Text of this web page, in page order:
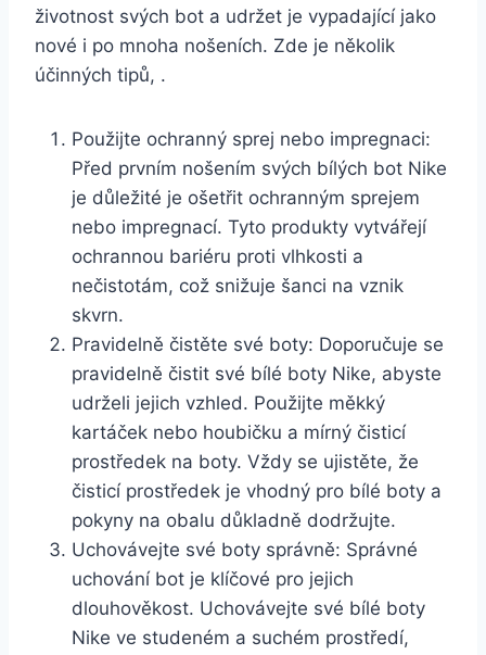
životnost ⁤svých bot a‌ udržet‍ je vypadající jako
nové i po mnoha nošeních. ‍Zde je několik
účinných tipů, .
Použijte ochranný ​sprej nebo impregnaci:
Před​ prvním nošením svých bílých bot⁢ Nike
je důležité je ošetřit ochranným sprejem
nebo impregnací. Tyto produkty‍ vytvářejí⁤
ochrannou bariéru proti vlhkosti ⁣a
nečistotám, což ​snižuje šanci na vznik
skvrn.
Pravidelně čistěte ⁤své boty: Doporučuje se
pravidelně čistit své bílé boty ⁣Nike,⁣ abyste
udrželi ⁣jejich vzhled. Použijte měkký
kartáček nebo ​houbičku a mírný čisticí
⁤prostředek na boty. Vždy se ujistěte,‍ že
čisticí prostředek ⁢je vhodný pro bílé boty a
pokyny na obalu důkladně dodržujte.
Uchovávejte své ⁢boty⁣ správně: Správné
uchování bot je klíčové pro​ jejich ​
dlouhověkost. Uchovávejte své⁤ bílé boty
⁤Nike ve studeném a ⁢suchém prostředí,